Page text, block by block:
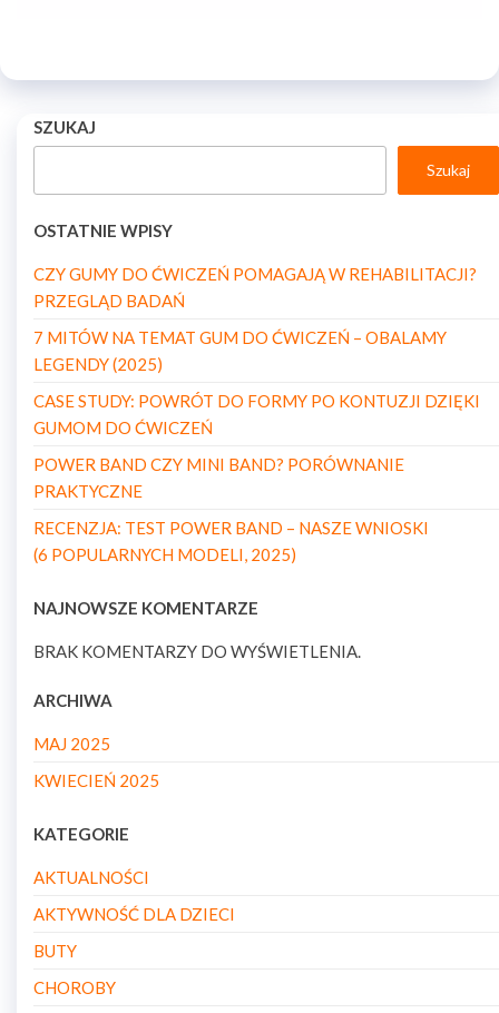
SZUKAJ
Szukaj
OSTATNIE WPISY
CZY GUMY DO ĆWICZEŃ POMAGAJĄ W REHABILITACJI?
PRZEGLĄD BADAŃ
7 MITÓW NA TEMAT GUM DO ĆWICZEŃ – OBALAMY
LEGENDY (2025)
CASE STUDY: POWRÓT DO FORMY PO KONTUZJI DZIĘKI
GUMOM DO ĆWICZEŃ
POWER BAND CZY MINI BAND? PORÓWNANIE
PRAKTYCZNE
RECENZJA: TEST POWER BAND – NASZE WNIOSKI
(6 POPULARNYCH MODELI, 2025)
NAJNOWSZE KOMENTARZE
BRAK KOMENTARZY DO WYŚWIETLENIA.
ARCHIWA
MAJ 2025
KWIECIEŃ 2025
KATEGORIE
AKTUALNOŚCI
AKTYWNOŚĆ DLA DZIECI
BUTY
CHOROBY